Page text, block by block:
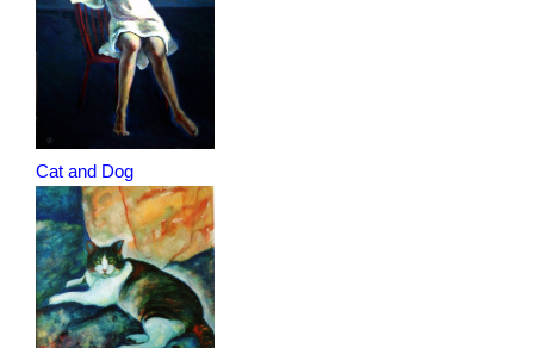
Cat and Dog